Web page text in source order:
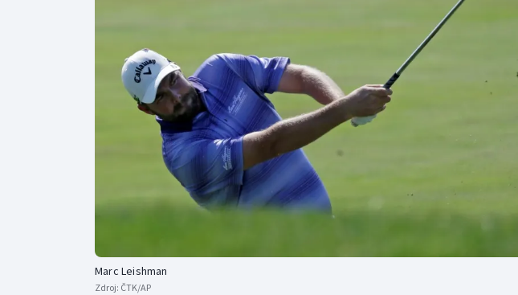
Florbal
Futsal
Golf
Gymnastika
Moderní pětiboj
Motorsport
Olympijské hry
Marc Leishman
Zdroj: ČTK/AP